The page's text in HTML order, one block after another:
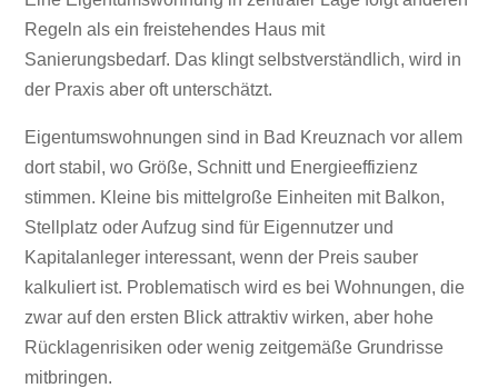
Regeln als ein freistehendes Haus mit
Sanierungsbedarf. Das klingt selbstverständlich, wird in
der Praxis aber oft unterschätzt.
Eigentumswohnungen sind in Bad Kreuznach vor allem
dort stabil, wo Größe, Schnitt und Energieeffizienz
stimmen. Kleine bis mittelgroße Einheiten mit Balkon,
Stellplatz oder Aufzug sind für Eigennutzer und
Kapitalanleger interessant, wenn der Preis sauber
kalkuliert ist. Problematisch wird es bei Wohnungen, die
zwar auf den ersten Blick attraktiv wirken, aber hohe
Rücklagenrisiken oder wenig zeitgemäße Grundrisse
mitbringen.